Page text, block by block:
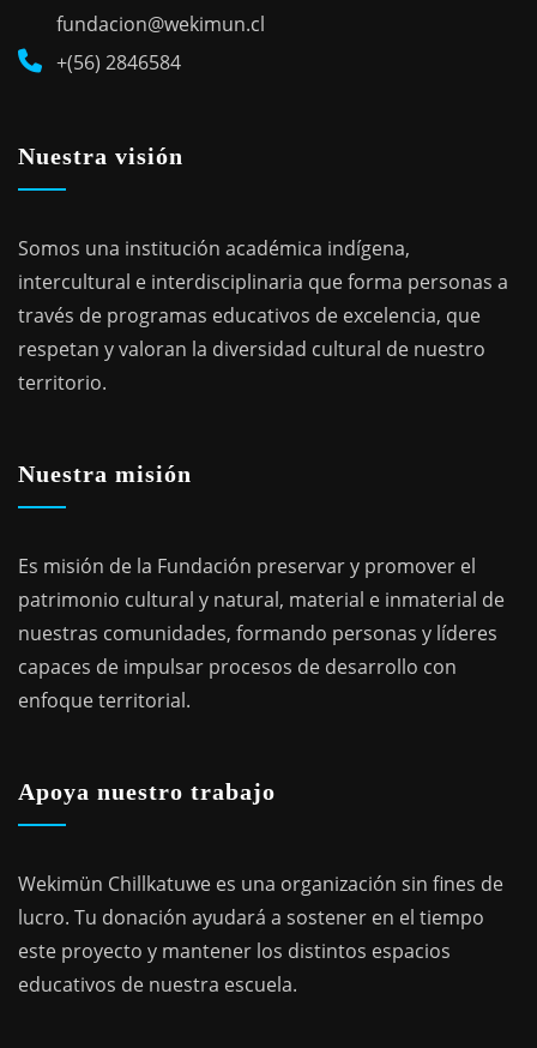
fundacion@wekimun.cl
+(56) 2846584
Nuestra visión
Somos una institución académica indígena,
intercultural e interdisciplinaria que forma personas a
través de programas educativos de excelencia, que
respetan y valoran la diversidad cultural de nuestro
territorio.
Nuestra misión
Es misión de la Fundación preservar y promover el
patrimonio cultural y natural, material e inmaterial de
nuestras comunidades, formando personas y líderes
capaces de impulsar procesos de desarrollo con
enfoque territorial.
Apoya nuestro trabajo
Wekimün Chillkatuwe es una organización sin fines de
lucro. Tu donación ayudará a sostener en el tiempo
este proyecto y mantener los distintos espacios
educativos de nuestra escuela.